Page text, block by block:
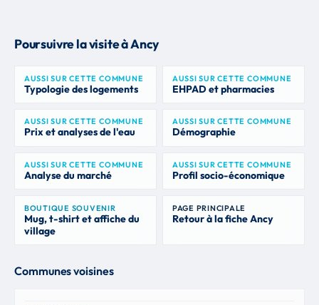
Poursuivre la visite à Ancy
AUSSI SUR CETTE COMMUNE
Typologie des logements
AUSSI SUR CETTE COMMUNE
EHPAD et pharmacies
AUSSI SUR CETTE COMMUNE
Prix et analyses de l'eau
AUSSI SUR CETTE COMMUNE
Démographie
AUSSI SUR CETTE COMMUNE
Analyse du marché
AUSSI SUR CETTE COMMUNE
Profil socio-économique
BOUTIQUE SOUVENIR
Mug, t-shirt et affiche du
village
PAGE PRINCIPALE
Retour à la fiche Ancy
Communes voisines